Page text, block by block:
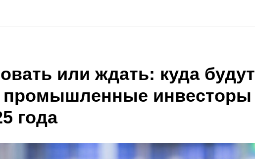
или ждать: куда будут
промышленные инвесторы
года